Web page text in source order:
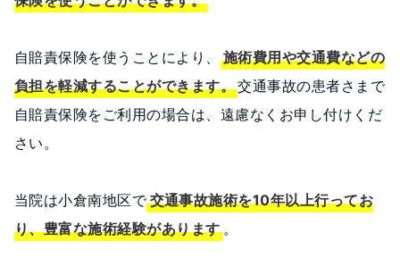
自賠責保険を使うことにより、
施術費用や交通費などの
負担を軽減することができます。交通事故の患者さまで
自賠責保険をご利用の場合は、遠慮なくお申し付けくだ
さい。
当院は小倉南地区で交通事故施術を10年以上行ってお
り、豊富な施術経験があります。